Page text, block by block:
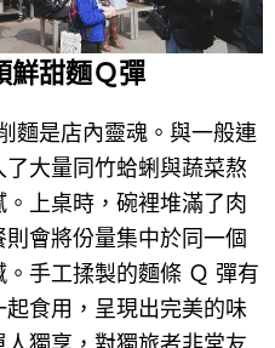
鮮甜麵Ｑ彈
麵是店內靈魂。與一般連
大量同竹蛤蜊與蔬菜熬
上桌時，碗裡堆滿了肉
會將份量集中於同一個
手工揉製的麵條 Ｑ 彈有
食用，呈現出完美的味